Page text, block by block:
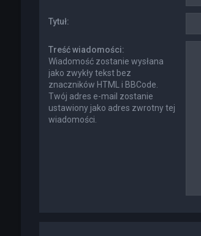
Tytuł:
Treść wiadomości:
Wiadomość zostanie wysłana
jako zwykły tekst bez
znaczników HTML i BBCode.
Twój adres e-mail zostanie
ustawiony jako adres zwrotny tej
wiadomości.